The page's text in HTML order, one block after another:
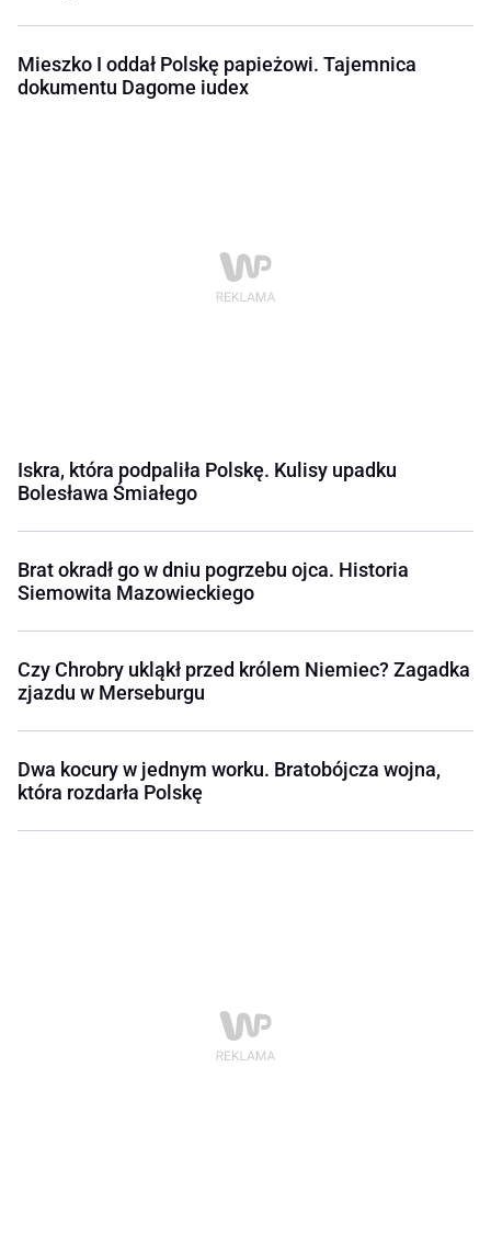
Mieszko I oddał Polskę papieżowi. Tajemnica
dokumentu Dagome iudex
Iskra, która podpaliła Polskę. Kulisy upadku
Bolesława Śmiałego
Brat okradł go w dniu pogrzebu ojca. Historia
Siemowita Mazowieckiego
Czy Chrobry ukląkł przed królem Niemiec? Zagadka
zjazdu w Merseburgu
Dwa kocury w jednym worku. Bratobójcza wojna,
która rozdarła Polskę